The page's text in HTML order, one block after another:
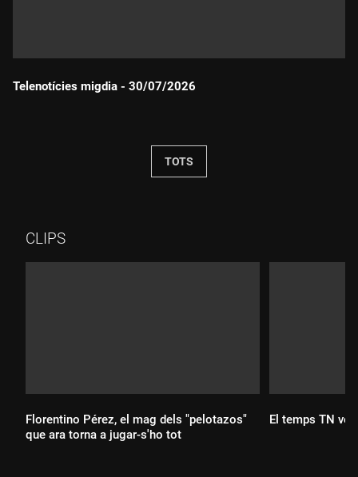
Telenotícies migdia - 30/07/2026
TOTS
CLIPS
Florentino Pérez, el mag dels "pelotazos"
que ara torna a jugar-s'ho tot
El temps TN